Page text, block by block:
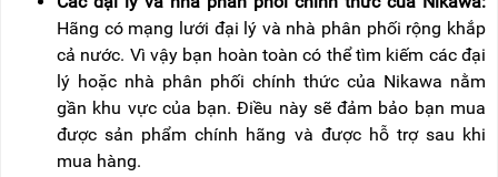
Hãng có mạng lưới đại lý và nhà phân phối rộng khắp
cả nước. Vì vậy bạn hoàn toàn có thể tìm kiếm các đại
lý hoặc nhà phân phối chính thức của Nikawa nằm
gần khu vực của bạn. Điều này sẽ đảm bảo bạn mua
được sản phẩm chính hãng và được hỗ trợ sau khi
mua hàng.